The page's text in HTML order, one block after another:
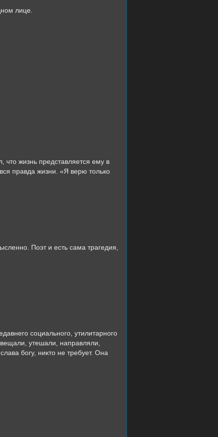
лице.
что жизнь представляется ему в
правда жизни. «Я верю только
Поэт и есть сама трагедия,
социального, утилитарного
утешали, направляли,
богу, никто не требует. Она